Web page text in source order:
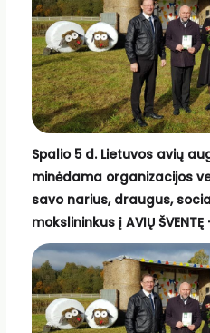
Spalio 5 d. Lietuvos avių
minėdama organizacijos
savo narius, draugus,
mokslininkus į AVIŲ ŠVENTĘ